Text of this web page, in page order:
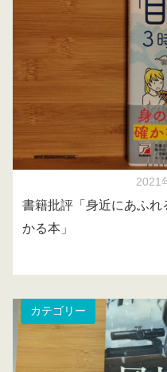
2021
書籍批評「身近にあふ
かる本」
カテゴリー